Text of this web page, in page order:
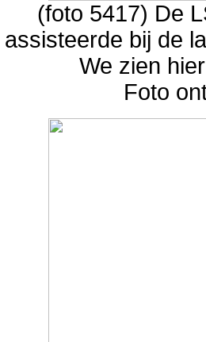
(foto 5417) De
assisteerde bij de
We zien
Foto